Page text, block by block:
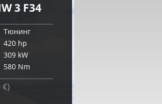
3 F34
Тюнинг
420 hp
309 kW
580 Nm
€)